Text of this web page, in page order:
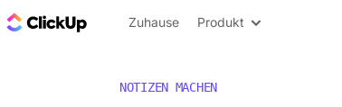
ClickUp Blog
Zuhause Produkt
NOTIZEN MACHEN